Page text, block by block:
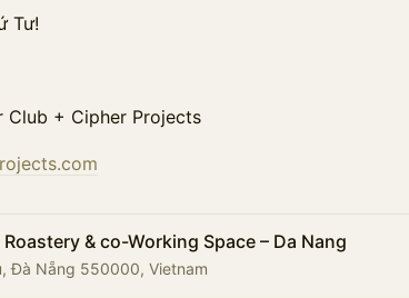
Tư!
+ Cipher Projects
& co-Working Space – Da Nang
Đà Nẵng 550000, Vietnam